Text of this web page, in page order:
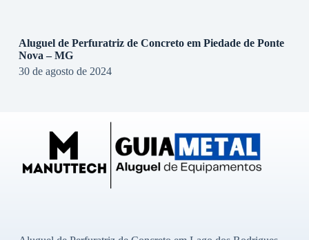
Aluguel de Perfuratriz de Concreto em Piedade de Ponte
Nova – MG
30 de agosto de 2024